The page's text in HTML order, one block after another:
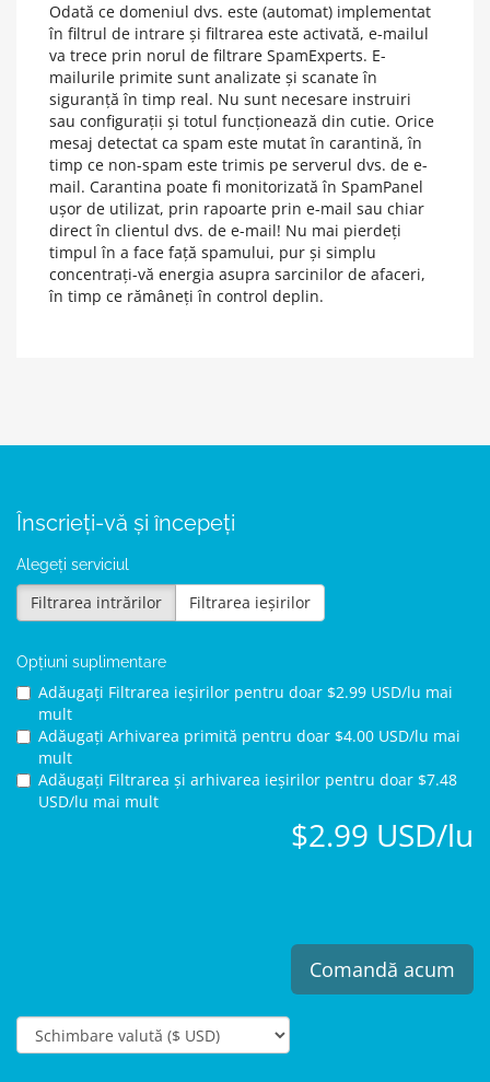
Odată ce domeniul dvs. este (automat) implementat
în filtrul de intrare și filtrarea este activată, e-mailul
va trece prin norul de filtrare SpamExperts. E-
mailurile primite sunt analizate și scanate în
siguranță în timp real. Nu sunt necesare instruiri
sau configurații și totul funcționează din cutie. Orice
mesaj detectat ca spam este mutat în carantină, în
timp ce non-spam este trimis pe serverul dvs. de e-
mail. Carantina poate fi monitorizată în SpamPanel
ușor de utilizat, prin rapoarte prin e-mail sau chiar
direct în clientul dvs. de e-mail! Nu mai pierdeți
timpul în a face față spamului, pur și simplu
concentrați-vă energia asupra sarcinilor de afaceri,
în timp ce rămâneți în control deplin.
Înscrieți-vă și începeți
Alegeți serviciul
Filtrarea intrărilor Filtrarea ieșirilor
Opțiuni suplimentare
Adăugați Filtrarea ieșirilor pentru doar $2.99 USD/lu mai
mult
Adăugați Arhivarea primită pentru doar $4.00 USD/lu mai
mult
Adăugați Filtrarea și arhivarea ieșirilor pentru doar $7.48
USD/lu mai mult
$2.99 USD/lu
Comandă acum